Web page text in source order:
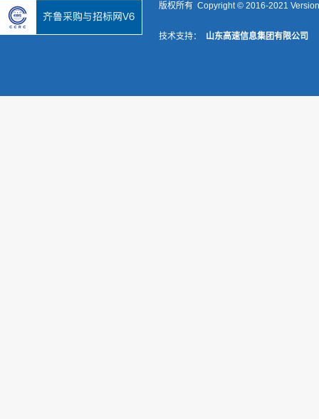
版权所有 Copyright © 2016-2021
技术支持： 山东高速信息集团有限公司